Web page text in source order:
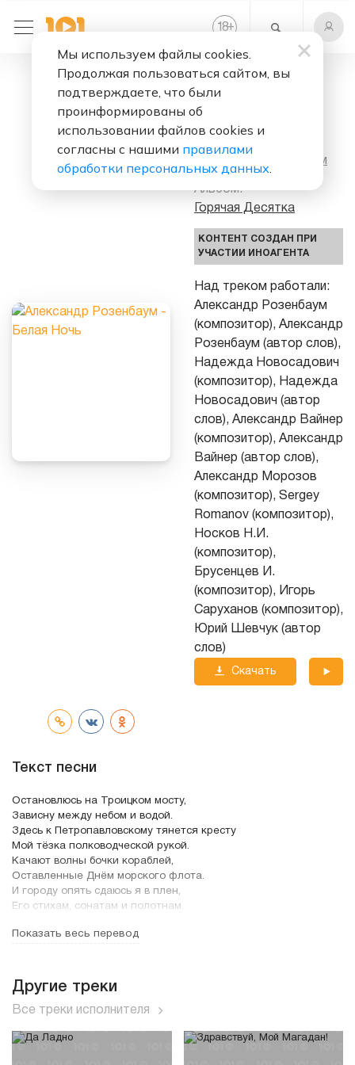
18+
Белая Ночь
Александр Розенбаум
Альбом:
Горячая Десятка
КОНТЕНТ СОЗДАН ПРИ
УЧАСТИИ ИНОАГЕНТА
Над треком работали:
Александр Розенбаум
(композитор), Александр
Розенбаум (автор слов),
Надежда Новосадович
(композитор), Надежда
Новосадович (автор
слов), Александр Вайнер
(композитор), Александр
Вайнер (автор слов),
Александр Морозов
(композитор), Sergey
Romanov (композитор),
Носков Н.И.
(композитор),
Брусенцев И.
(композитор), Игорь
Саруханов (композитор),
Юрий Шевчук (автор
слов)
Скачать
Текст песни
Остановлюсь на Троицком мосту,
Зависну между небом и водой.
Здесь к Петропавловскому тянется кресту
Мой тёзка полководческой рукой.
Качают волны бочки кораблей,
Оставленные Днём морского флота.
И городу опять сдаюсь я в плен,
Его стихам, сонатам и полотнам.
Белая ночь,
Кровью рассвет окропил даже воды твои.
Белая ночь,
Ты одиноких соединяешь людей.
Серая мышь, иногда пробегающая сквозь день.
Показать весь перевод
Другие треки
Все треки исполнителя
Мы используем файлы cookies.
Продолжая пользоваться сайтом, вы
подтверждаете, что были
проинформированы об
использовании файлов cookies и
согласны с нашими правилами
обработки персональных данных.